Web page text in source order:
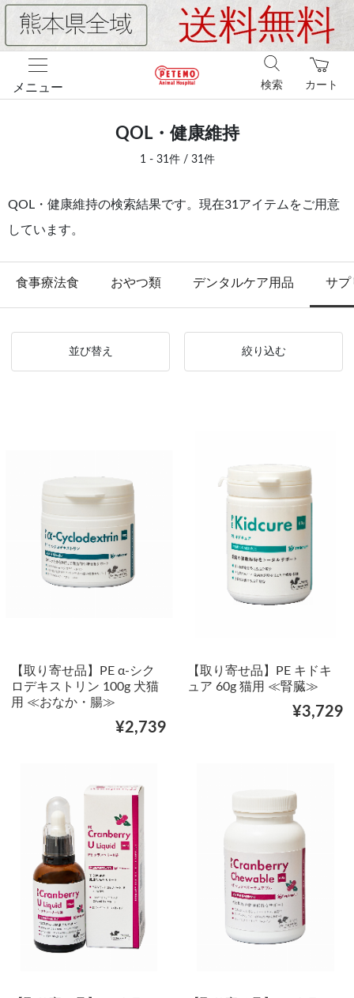
メニュー カート
検索
QOL・健康維持
1 - 31件 / 31件
QOL・健康維持の検索結果です。現在31アイテムをご用意
しています。
食事療法食 おやつ類 デンタルケア用品 サプ
並び替え 絞り込む
【取り寄せ品】PE α-シク
ロデキストリン 100g 犬猫
用 ≪おなか・腸≫
¥2,739
【取り寄せ品】PE キドキ
ュア 60g 猫用 ≪腎臓≫
¥3,729